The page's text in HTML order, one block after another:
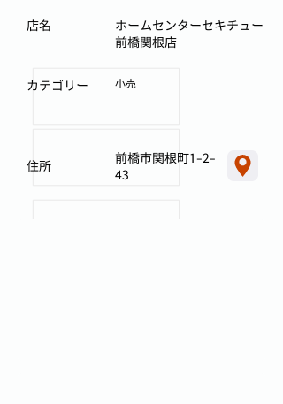
ホームセンターセキチュー
前橋関根店
店名
小売
カテゴリー
前橋市関根町1-2-
43
住所